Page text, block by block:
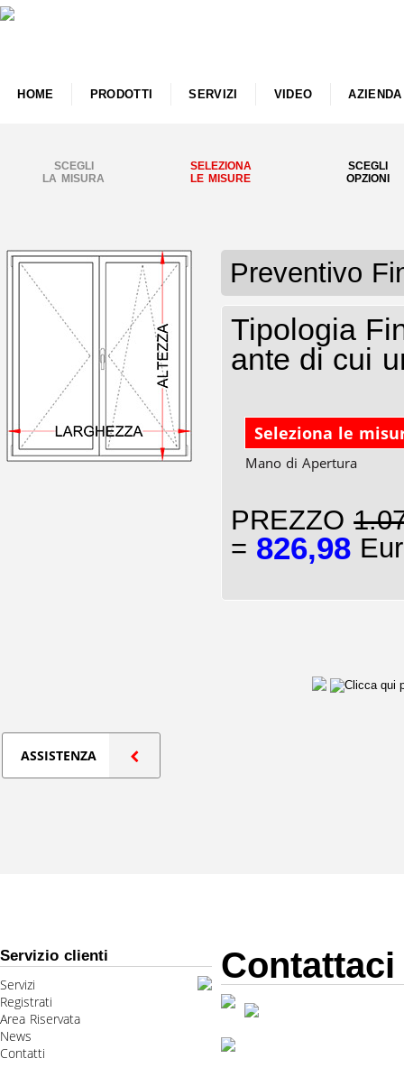
HOME PRODOTTI SERVIZI VIDEO AZIENDA
SCEGLI
LA MISURA
SELEZIONA
LE MISURE
SCEGLI
OPZIONI
Preventivo
Tipologia
ante di cui
Seleziona le
Mano di Apertura
PREZZO
= 826,98
ASSISTENZA
Servizio clienti
Servizi
Registrati
Area Riservata
News
Contatti
Contattaci